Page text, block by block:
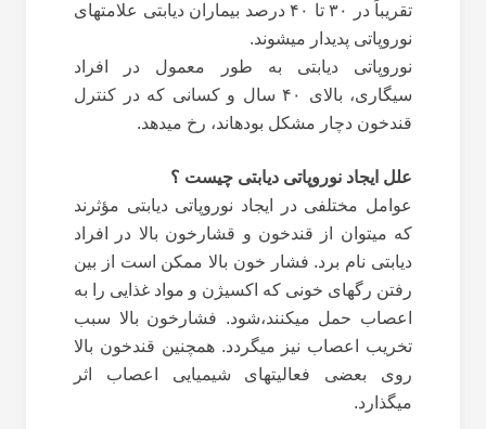
تقریباً در ۳۰ تا ۴۰ درصد بیماران دیابتی علامت‏های
نوروپاتی پدیدار می‏شوند.
نوروپاتی دیابتی به طور معمول در افراد
سیگاری، بالای ۴۰ سال و کسانی که در کنترل
قندخون دچار مشکل بوده‏اند، رخ می‏دهد.
علل ایجاد نوروپاتی دیابتی چیست ؟
عوامل مختلفی در ایجاد نوروپاتی دیابتی مؤثرند
که می‏توان از قندخون و قشارخون بالا در افراد
دیابتی نام برد. فشار خون بالا ممکن است از بین
رفتن رگ‏های خونی که اکسیژن و مواد غذایی را به
اعصاب حمل می‏کنند،شود. فشارخون بالا سبب
تخریب اعصاب نیز می‏گردد. همچنین قندخون بالا
روی بعضی فعالیت‏های شیمیایی اعصاب اثر
می‏گذارد.